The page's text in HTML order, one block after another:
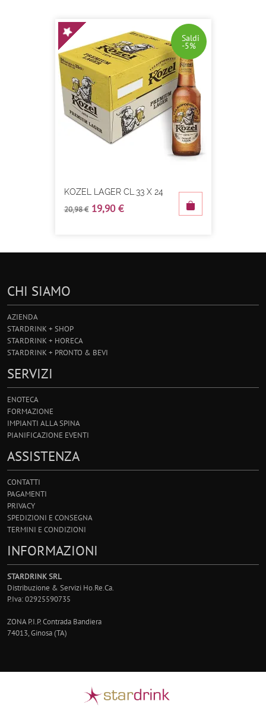
Saldi
-5%
KOZEL LAGER CL.33 X 24
20,98 €19,90 €
CHI SIAMO
AZIENDA
STARDRINK + SHOP
STARDRINK + HORECA
STARDRINK + PRONTO & BEVI
SERVIZI
ENOTECA
FORMAZIONE
IMPIANTI ALLA SPINA
PIANIFICAZIONE EVENTI
ASSISTENZA
CONTATTI
PAGAMENTI
PRIVACY
SPEDIZIONI E CONSEGNA
TERMINI E CONDIZIONI
INFORMAZIONI
STARDRINK SRL
Distribuzione & Servizi Ho.Re.Ca.
P.Iva: 02925590735
ZONA P.I.P. Contrada Bandiera
74013, Ginosa (TA)